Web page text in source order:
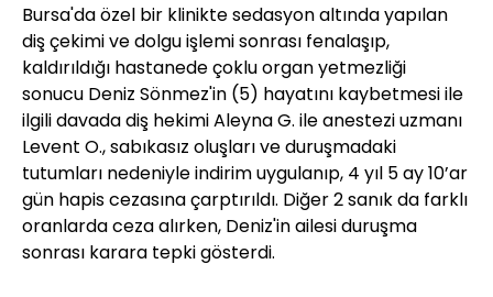
Bursa'da özel bir klinikte sedasyon altında yapılan
diş çekimi ve dolgu işlemi sonrası fenalaşıp,
kaldırıldığı hastanede çoklu organ yetmezliği
sonucu Deniz Sönmez'in (5) hayatını kaybetmesi ile
ilgili davada diş hekimi Aleyna G. ile anestezi uzmanı
Levent O., sabıkasız oluşları ve duruşmadaki
tutumları nedeniyle indirim uygulanıp, 4 yıl 5 ay 10’ar
gün hapis cezasına çarptırıldı. Diğer 2 sanık da farklı
oranlarda ceza alırken, Deniz'in ailesi duruşma
sonrası karara tepki gösterdi.